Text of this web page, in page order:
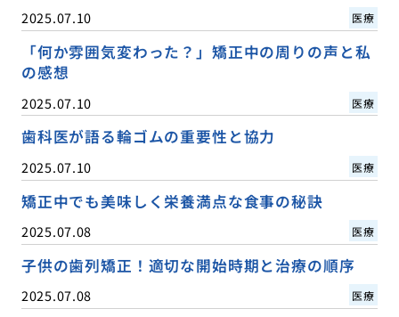
2025.07.10 医療
「何か雰囲気変わった？」矯正中の周りの声と私
の感想
2025.07.10 医療
歯科医が語る輪ゴムの重要性と協力
2025.07.10 医療
矯正中でも美味しく栄養満点な食事の秘訣
2025.07.08 医療
子供の歯列矯正！適切な開始時期と治療の順序
2025.07.08 医療